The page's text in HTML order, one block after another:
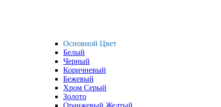
Основной Цвет
Белый
Черный
Коричневый
Бежевый
Хром Серый
Золото
Оранжевый Желтый